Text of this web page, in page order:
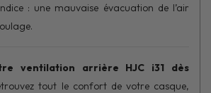
: une mauvaise évacuation de l’air
ventilation arrière HJC i31 dès
tout le confort de votre casque,